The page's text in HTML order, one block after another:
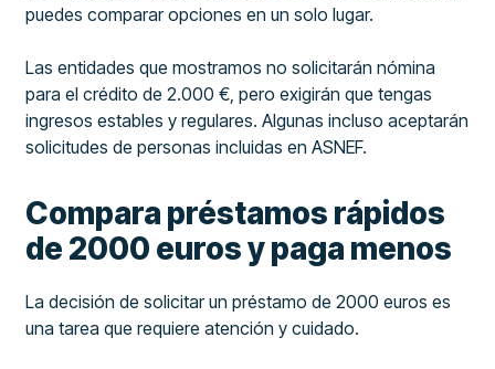
puedes comparar opciones en un solo lugar.
Las entidades que mostramos no solicitarán nómina
para el crédito de 2.000 €, pero exigirán que tengas
ingresos estables y regulares. Algunas incluso aceptarán
solicitudes de personas incluidas en ASNEF.
Compara préstamos rápidos
de 2000 euros y paga menos
La decisión de solicitar un préstamo de 2000 euros es
una tarea que requiere atención y cuidado.